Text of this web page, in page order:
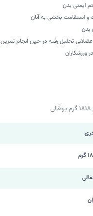
ایمنی بدن
استقامت بخشی به آنان
بدن
تحلیل رفته در حین انجام تمرین
ورزشکاران